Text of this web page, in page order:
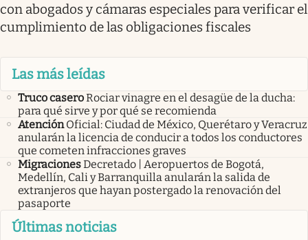
con abogados y cámaras especiales para verificar el
cumplimiento de las obligaciones fiscales
Las más leídas
Truco caseroRociar vinagre en el desagüe de la ducha:
para qué sirve y por qué se recomienda
Atención Oficial: Ciudad de México, Querétaro y Veracruz
anularán la licencia de conducir a todos los conductores
que cometen infracciones graves
MigracionesDecretado | Aeropuertos de Bogotá,
Medellín, Cali y Barranquilla anularán la salida de
extranjeros que hayan postergado la renovación del
pasaporte
Últimas noticias